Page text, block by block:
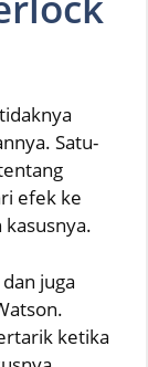
Satu-
efek ke
kasusnya.
juga
ketika